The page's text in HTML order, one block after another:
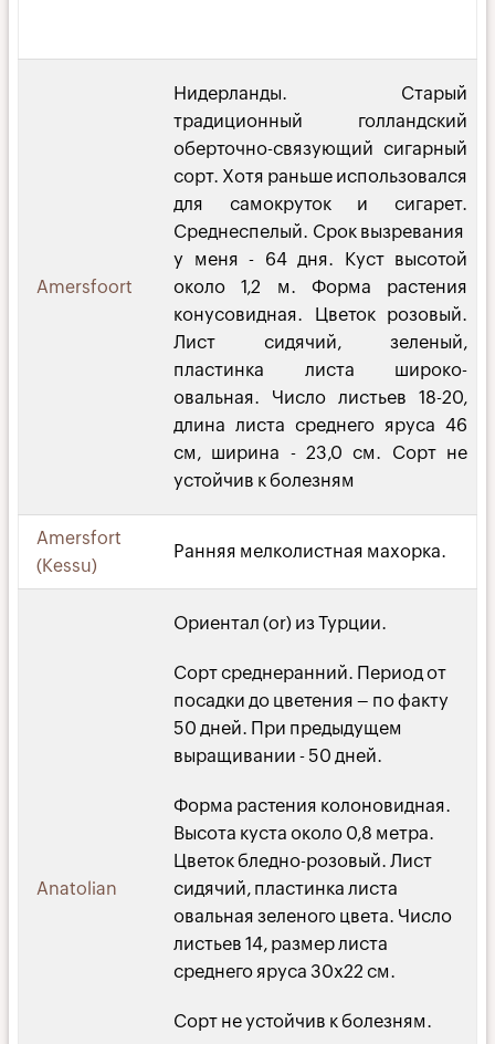
Amersfoort
Нидерланды. Старый
традиционный голландский
оберточно-связующий сигарный
сорт. Хотя раньше использовался
для самокруток и сигарет.
Среднеспелый. Срок вызревания
у меня - 64 дня. Куст высотой
около 1,2 м. Форма растения
конусовидная. Цветок розовый.
Лист сидячий, зеленый,
пластинка листа широко-
овальная. Число листьев 18-20,
длина листа среднего яруса 46
см, ширина - 23,0 см. Сорт не
устойчив к болезням
Amersfort
(Kessu)
Ранняя мелколистная махорка.
Anatolian
Ориентал (or) из Турции.
Сорт среднеранний. Период от
посадки до цветения – по факту
50 дней. При предыдущем
выращивании - 50 дней.
Форма растения колоновидная.
Высота куста около 0,8 метра.
Цветок бледно-розовый. Лист
сидячий, пластинка листа
овальная зеленого цвета. Число
листьев 14, размер листа
среднего яруса 30х22 см.
Сорт не устойчив к болезням.